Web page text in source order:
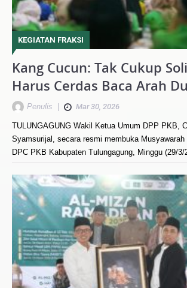
KEGIATAN FRAKSI
Kang Cucun: Tak Cukup
Harus Cerdas Baca Arah
Penulis | Mar 30, 2026
TULUNGAGUNG Wakil Ketua Umum DPP PKB,
Syamsurijal, secara resmi membuka Musyawarah
DPC PKB Kabupaten Tulungagung, Minggu (29/3/